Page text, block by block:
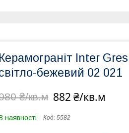
Керамограніт Inter
бежевий 02 021
₴/кв.м 882 ₴/кв.м
наявності Код: 5582